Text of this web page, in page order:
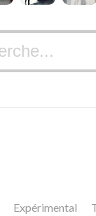
Expérimental